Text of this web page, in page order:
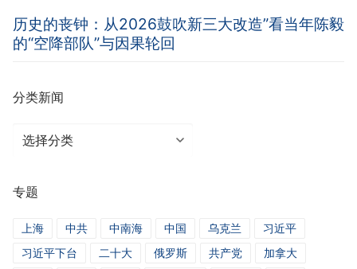
历史的丧钟：从2026鼓吹新三大改造”看当年陈毅
的“空降部队”与因果轮回
分类新闻
分
闻
专题
上海 中共 中南海 中国 乌克兰
习近平
习近平下台
二十大 俄罗斯 共产党
加拿大